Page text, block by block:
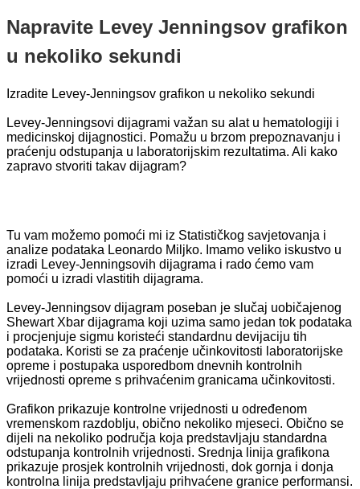
Napravite Levey Jenningsov grafikon
u nekoliko sekundi
Izradite Levey-Jenningsov grafikon u nekoliko sekundi
Levey-Jenningsovi dijagrami važan su alat u hematologiji i
medicinskoj dijagnostici. Pomažu u brzom prepoznavanju i
praćenju odstupanja u laboratorijskim rezultatima. Ali kako
zapravo stvoriti takav dijagram?
Tu vam možemo pomoći mi iz Statističkog savjetovanja i
analize podataka Leonardo Miljko. Imamo veliko iskustvo u
izradi Levey-Jenningsovih dijagrama i rado ćemo vam
pomoći u izradi vlastitih dijagrama.
Levey-Jenningsov dijagram poseban je slučaj uobičajenog
Shewart Xbar dijagrama koji uzima samo jedan tok podataka
i procjenjuje sigmu koristeći standardnu devijaciju tih
podataka. Koristi se za praćenje učinkovitosti laboratorijske
opreme i postupaka usporedbom dnevnih kontrolnih
vrijednosti opreme s prihvaćenim granicama učinkovitosti.
Grafikon prikazuje kontrolne vrijednosti u određenom
vremenskom razdoblju, obično nekoliko mjeseci. Obično se
dijeli na nekoliko područja koja predstavljaju standardna
odstupanja kontrolnih vrijednosti. Srednja linija grafikona
prikazuje prosjek kontrolnih vrijednosti, dok gornja i donja
kontrolna linija predstavljaju prihvaćene granice performansi.